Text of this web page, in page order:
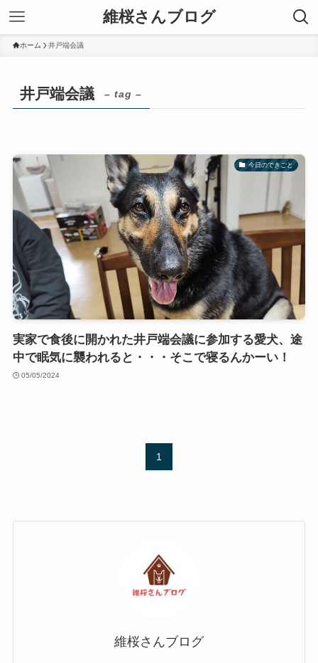
維桜さんブログ
ホーム 井戸端会議
井戸端会議 – tag –
今日のできごと
実家で食後に開かれた井戸端会議に参加する愛犬、途
中で眠気に襲われると・・・そこで寝るんかーい！
05/05/2024
1
維桜さんブログ